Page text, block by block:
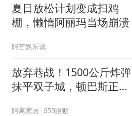
夏日放松计划变成扫鸡
棚，懒惰阿丽玛当场崩溃
阿芒娱乐说
放弃巷战！1500公斤炸弹
抹平双子城，顿巴斯正变
阿离家居 659跟贴